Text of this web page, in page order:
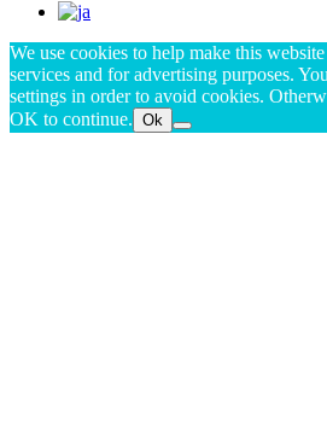
We use cookies to help make this
services and for advertising purposes.
settings in order to avoid cookies.
OK to continue. Ok